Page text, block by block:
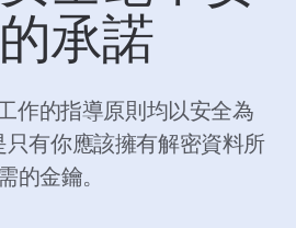
承諾
作的指導原則均以安全為
有你應該擁有解密資料所
的金鑰。